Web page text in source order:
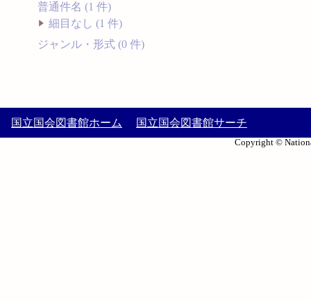
普通件名 (1 件)
細目なし (1 件)
ジャンル・形式 (0 件)
国立国会図書館ホーム 国立国会図書館サーチ
Copyright ©